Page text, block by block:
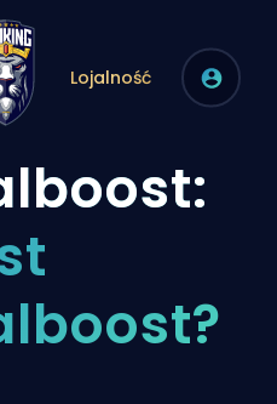
Lojalność